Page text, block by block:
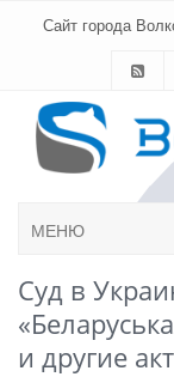
Сайт города
МЕНЮ
Суд в
и другие